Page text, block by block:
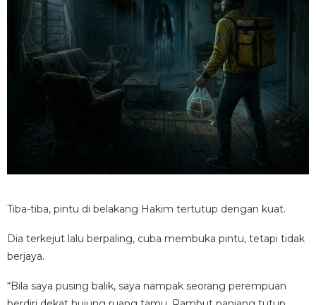
Tiba-tiba, pintu di belakang Hakim tertutup dengan kuat.
Dia terkejut lalu berpaling, cuba membuka pintu, tetapi tidak
berjaya.
“Bila saya pusing balik, saya nampak seorang perempuan